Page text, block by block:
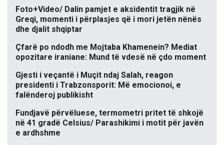
Foto+Video/ Dalin pamjet e aksidentit tragjik në
Greqi, momenti i përplasjes që i mori jetën nënës
dhe djalit shqiptar
Çfarë po ndodh me Mojtaba Khamenein? Mediat
opozitare iraniane: Mund të vdesë në çdo moment
Gjesti i veçantë i Muçit ndaj Salah, reagon
presidenti i Trabzonsporit: Më emocionoi, e
falënderoj publikisht
Fundjavë përvëluese, termometri pritet të shkojë
në 41 gradë Celsius/ Parashikimi i motit për javën
e ardhshme